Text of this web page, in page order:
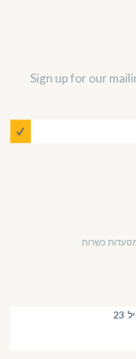
Sign up for our
כשרות